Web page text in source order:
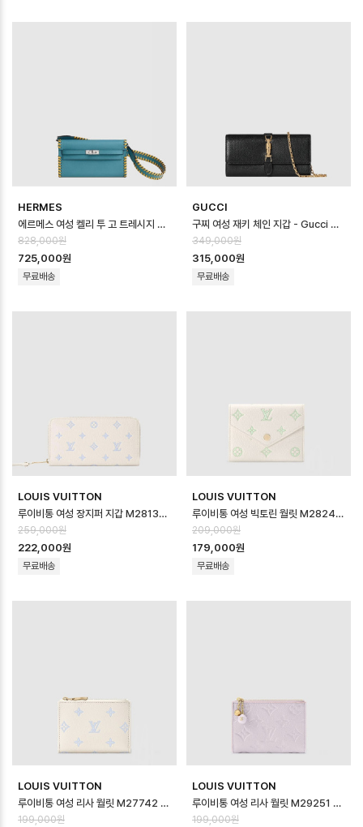
HERMES
에르메스 여성 켈리 투 고 트레시지 지갑 - Hermes Womens Kelly To Go…
828,000원
725,000원
무료배송
GUCCI
구찌 여성 재키 체인 지갑 - Gucci Womens Jackie Chain Wallet …
349,000원
315,000원
무료배송
LOUIS VUITTON
루이비통 여성 장지퍼 지갑 M28131 - Louis vuitton Womens Long …
259,000원
222,000원
무료배송
LOUIS VUITTON
루이비통 여성 빅토린 월릿 M28249 - Louis vuitton Womens Victo…
209,000원
179,000원
무료배송
LOUIS VUITTON
루이비통 여성 리사 월릿 M27742 - Louis vuitton Womens Lisa W…
199,000원
LOUIS VUITTON
루이비통 여성 리사 월릿 M29251 - Louis vuitton Womens Lisa W…
199,000원